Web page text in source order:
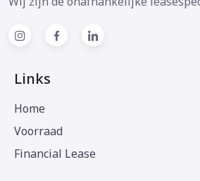
Links
Home
Voorraad
Financial Lease